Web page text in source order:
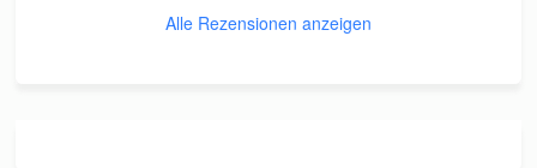
Alle Rezensionen anzeigen